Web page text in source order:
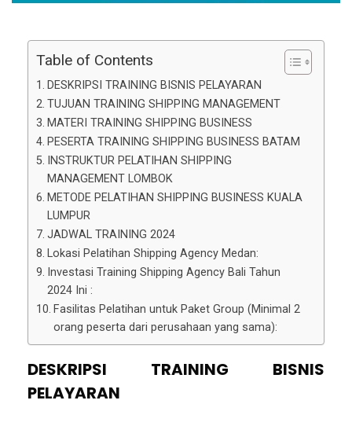
Table of Contents
DESKRIPSI TRAINING BISNIS PELAYARAN
TUJUAN TRAINING SHIPPING MANAGEMENT
MATERI TRAINING SHIPPING BUSINESS
PESERTA TRAINING SHIPPING BUSINESS BATAM
INSTRUKTUR PELATIHAN SHIPPING
MANAGEMENT LOMBOK
METODE PELATIHAN SHIPPING BUSINESS KUALA
LUMPUR
JADWAL TRAINING 2024
Lokasi Pelatihan Shipping Agency Medan:
Investasi Training Shipping Agency Bali Tahun
2024 Ini :
Fasilitas Pelatihan untuk Paket Group (Minimal 2
orang peserta dari perusahaan yang sama):
DESKRIPSI TRAINING BISNIS
PELAYARAN